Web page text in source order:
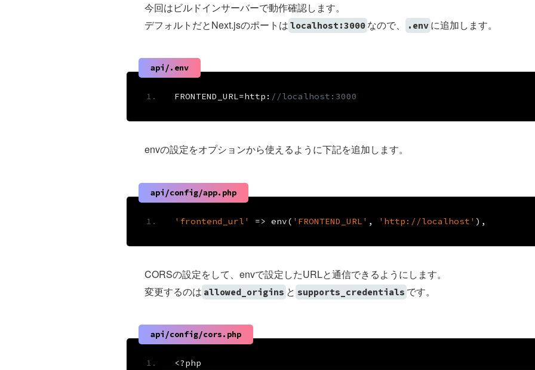
今回はビルドインサーバーで動作確認します。
デフォルトだとNext.jsのポートは localhost:3000 なので、 .env に追加します。
api/.env
FRONTEND_URL=http : //localhost:3000
envの設定をオプションから使えるように下記を追加します。
api/config/app.php
'frontend_url' => env( 'FRONTEND_URL' , 'http://localhost' ),
CORSの設定をして、envで設定したURLと通信できるようにします。
変更するのは allowed_origins と supports_credentials です。
api/config/cors.php
<?php